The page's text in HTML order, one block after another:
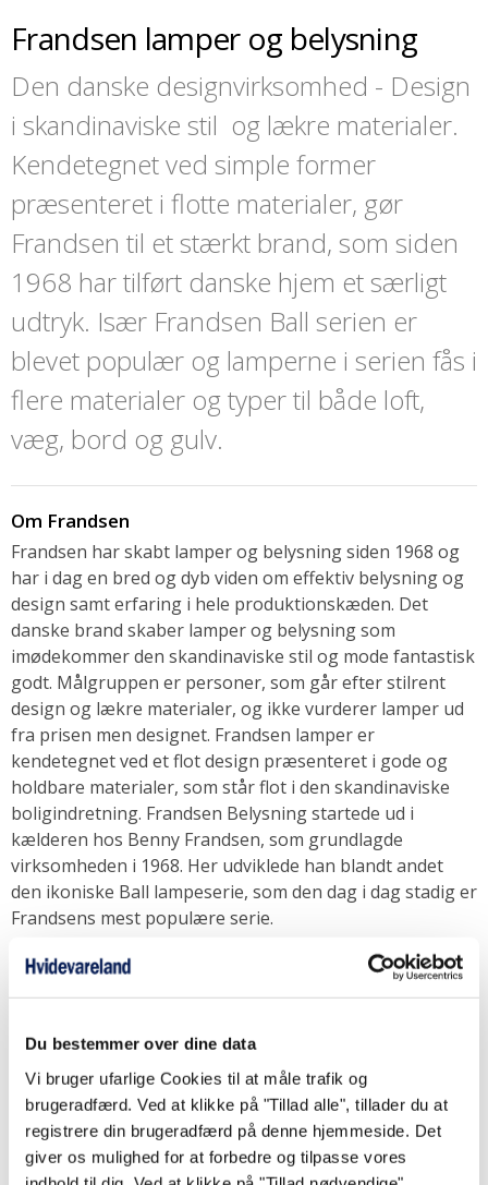
Du bestemmer over dine data
Vi bruger ufarlige Cookies til at måle trafik og
brugeradfærd. Ved at klikke på "Tillad alle", tillader du at
registrere din brugeradfærd på denne hjemmeside. Det
giver os mulighed for at forbedre og tilpasse vores
Frandsen lamper og belysning
Den danske designvirksomhed - Design
i skandinaviske stil og lækre materialer.
Kendetegnet ved simple former
præsenteret i flotte materialer, gør
Frandsen til et stærkt brand, som siden
1968 har tilført danske hjem et særligt
udtryk. Især Frandsen Ball serien er
blevet populær og lamperne i serien fås i
flere materialer og typer til både loft,
væg, bord og gulv.
Om Frandsen
Frandsen har skabt lamper og belysning siden 1968 og
har i dag en bred og dyb viden om effektiv belysning og
design samt erfaring i hele produktionskæden. Det
danske brand skaber lamper og belysning som
imødekommer den skandinaviske stil og mode fantastisk
godt. Målgruppen er personer, som går efter stilrent
design og lækre materialer, og ikke vurderer lamper ud
fra prisen men designet. Frandsen lamper er
kendetegnet ved et flot design præsenteret i gode og
holdbare materialer, som står flot i den skandinaviske
boligindretning. Frandsen Belysning startede ud i
kælderen hos Benny Frandsen, som grundlagde
virksomheden i 1968. Her udviklede han blandt andet
den ikoniske Ball lampeserie, som den dag i dag stadig er
Frandsens mest populære serie.
Benny Frandsen og Frandsen Belysning vinder i løbet af
80'erne flere designpræmier ved store LIGHTSHOW
Frandsen til også at inkludere en projekt afdeling
specielt rettet mod erhverv som; hoteller, butikker og
restauranter. Hertil skaber virksomheden bl.a. en
lampeskærm med en diameter på hele 2 meter, og her
bliver også produceret flere farverige keramiske lamper,
ligesom der produceres 600.000 lampeskærme til IKEA.